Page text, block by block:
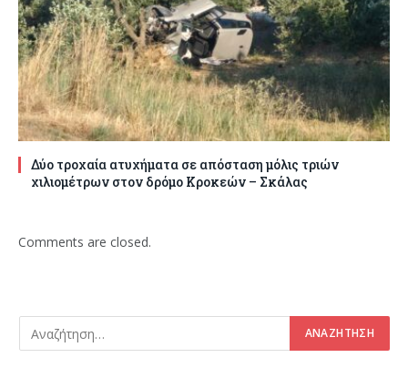
Δύο τροχαία ατυχήματα σε απόσταση μόλις τριών
χιλιομέτρων στον δρόμο Κροκεών – Σκάλας
Comments are closed.